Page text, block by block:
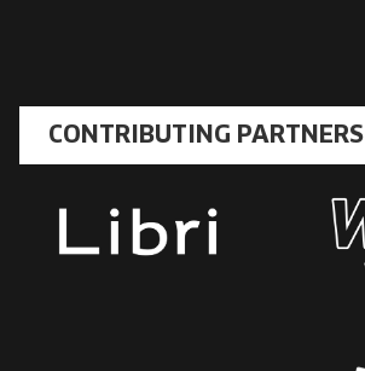
CONTRIBUTING PARTNERS